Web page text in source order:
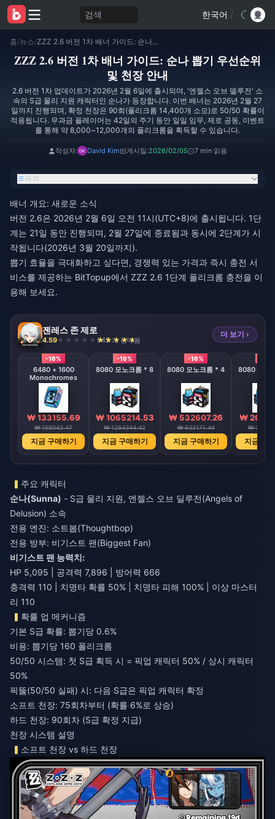
검색 한국어 /
홈/뉴스/ ZZZ 2.6 버전 1차 배너 가이드: 순나 뽑기 우선순위 및 천장 안내
ZZZ 2.6 버전 1차 배너 가이드: 순나 뽑기 우선순위
및 천장 안내
2.6 버전 1차 업데이트가 2026년 2월 6일에 출시되며, '엔젤스 오브 델루전' 소
속의 S급 물리 지원 캐릭터인 순나가 등장합니다. 이번 배너는 2026년 2월 27
일까지 진행되며, 확정 천장은 90회(폴리크롬 14,400개 소모)로 50/50 확률이
적용됩니다. 무과금 플레이어는 42일의 주기 동안 일일 임무, 제로 공동, 이벤트
를 통해 약 8,000~12,000개의 폴리크롬을 획득할 수 있습니다.
작성자: David Kim 게시일:2026/02/05 7 min 읽음
목차
배너 개요: 새로운 소식
버전 2.6은 2026년 2월 6일 오전 11시(UTC+8)에 출시됩니다. 1단
계는 21일 동안 진행되며, 2월 27일에 종료됨과 동시에 2단계가 시
작됩니다(2026년 3월 20일까지).
뽑기 효율을 극대화하고 싶다면, 경쟁력 있는 가격과 즉시 충전 서
비스를 제공하는 BitTopup에서 ZZZ 2.6 1단계 폴리크롬 충전을 이
용해 보세요.
젠레스 존 제로
4.59 945 개 판매됨
더 보기 ›
-16%
6480 + 1600
Monochromes
₩ 133155.69
₩ 158042.47
지금 구매하기
-16%
8080 모노크롬 * 8
₩ 1065214.53
₩ 1264344.42
지금 구매하기
-16%
8080 모노크롬 * 4
₩ 532607.26
₩ 632171.44
지금 구매하기
8080 모노
₩
₩
지금 구
주요 캐릭터
순나(Sunna) - S급 물리 지원, 엔젤스 오브 딜루전(Angels of
Delusion) 소속
전용 엔진: 소트봅(Thoughtbop)
전용 방부: 비기스트 팬(Biggest Fan)
비기스트 팬 능력치:
HP 5,095 | 공격력 7,896 | 방어력 666
충격력 110 | 치명타 확률 50% | 치명타 피해 100% | 이상 마스터
리 110
확률 업 메커니즘
기본 S급 확률: 뽑기당 0.6%
비용: 뽑기당 160 폴리크롬
50/50 시스템: 첫 S급 획득 시 = 픽업 캐릭터 50% / 상시 캐릭터
50%
픽뚫(50/50 실패) 시: 다음 S급은 픽업 캐릭터 확정
소프트 천장: 75회차부터 (확률 6%로 상승)
하드 천장: 90회차 (S급 확정 지급)
천장 시스템 설명
소프트 천장 vs 하드 천장